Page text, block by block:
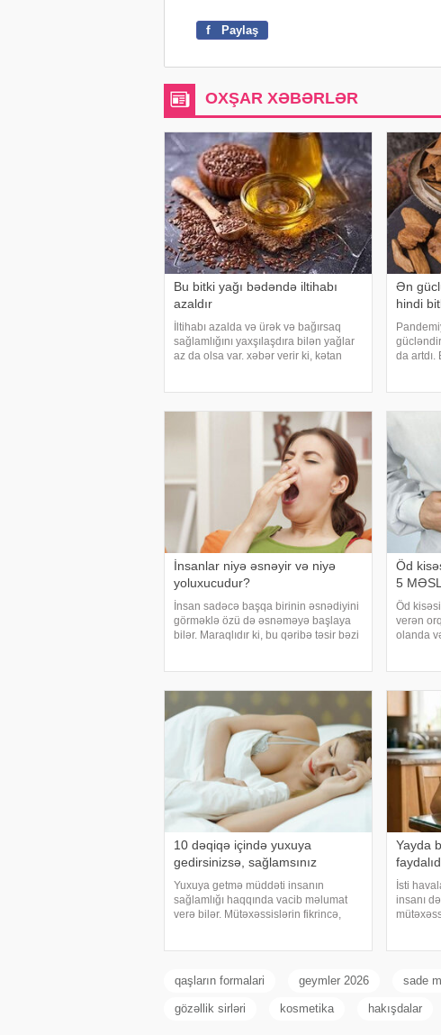
f Paylaş
OXŞAR XƏBƏRLƏR
Bu bitki yağı bədəndə iltihabı
azaldır
İltihabı azalda və ürək və bağırsaq
sağlamlığını yaxşılaşdıra bilən yağlar
az da olsa var. xəbər verir ki, kətan
toxumlarında
Ən
hindi
da
İnsanlar niyə əsnəyir və niyə
yoluxucudur?
İnsan sadəcə başqa birinin əsnədiyini
görməklə özü də əsnəməyə başlaya
bilər. Maraqlıdır ki, bu qəribə təsir bəzi
Öd
5
Öd
verən
olanda
10 dəqiqə içində yuxuya
gedirsinizsə, sağlamsınız
Yuxuya getmə müddəti insanın
sağlamlığı haqqında vacib məlumat
verə bilər. Mütəxəssislərin fikrincə,
Yayda
İsti
insanı
qaşların formalari geymler 2026 sade
gözəllik sirləri kosmetika hakışdalar